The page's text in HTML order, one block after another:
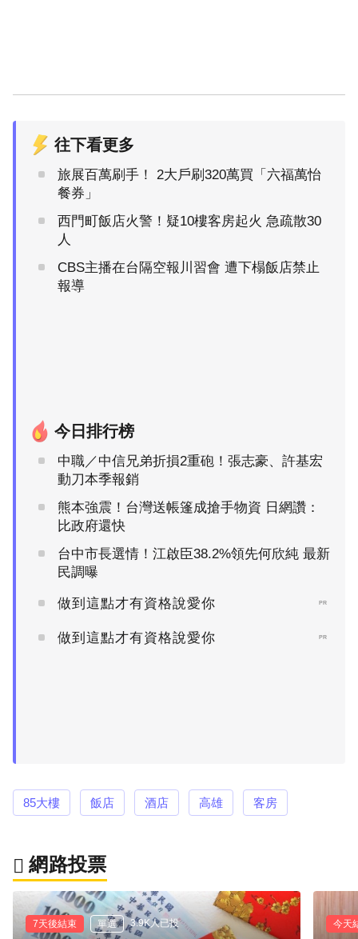
往下看更多
旅展百萬刷手！ 2大戶刷320萬買「六福萬怡
餐券」
西門町飯店火警！疑10樓客房起火 急疏散30
人
CBS主播在台隔空報川習會 遭下榻飯店禁止
報導
今日排行榜
中職／中信兄弟折損2重砲！張志豪、許基宏
動刀本季報銷
熊本強震！台灣送帳篷成搶手物資 日網讚：
比政府還快
台中市長選情！江啟臣38.2%領先何欣純 最新
民調曝
做到這點才有資格說愛你 PR
做到這點才有資格說愛你 PR
85大樓 飯店 酒店 高雄 客房
網路投票
7天後結束 單選 3.9K人已投 今天